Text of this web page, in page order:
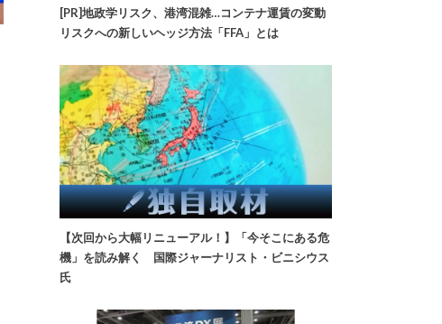
[PR]地政学リスク、港湾混雑…コンテナ運賃の変動
リスクへの新しいヘッジ方法「FFA」とは
【次回から大幅リニューアル！】「今そこにある危
機」を読み解く 国際ジャーナリスト・ビニシウス
氏